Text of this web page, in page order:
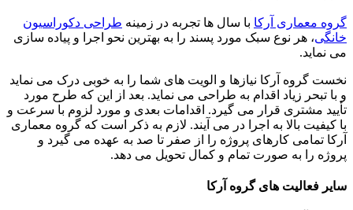
گروه معماری آرکا با سال ها تجربه در زمینه طراحی دکوراسیون
خانگی، هر نوع سبک مورد پسند را به بهترین نحو اجرا و پیاده سازی
می نماید.
نخست گروه آرکا نیازها و الویت های شما را به خوبی درک می نماید
و با تبحر زیاد اقدام به طراحی می نماید. بعد از این که طرح مورد
تأیید مشتری قرار می گیرد. اقدامات بعدی و مورد لزوم با سرعت و
با کیفیت بالا به اجرا در می آیند. لازم به ذکر است که گروه معماری
آرکا تمامی کارهای پروژه را از صفر تا صد به عهده می گیرد و
پروژه را به صورت تمام و کمال تحویل می دهد.
سایر فعالیت های گروه آرکا